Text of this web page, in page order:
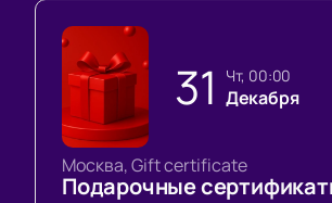
31 чт, 00:00
Декабря
Москва, Gift certificate
Подарочные